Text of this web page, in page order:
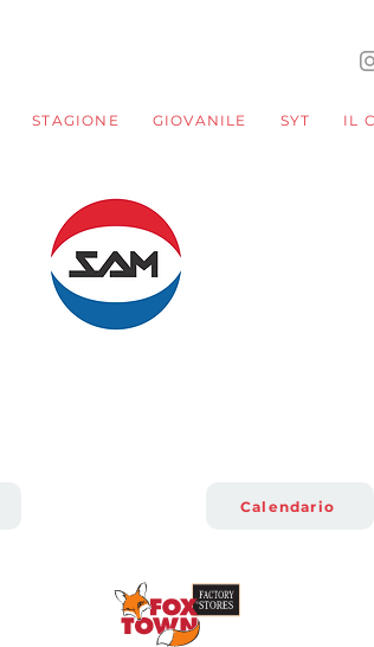
STAGIONE GIOVANILE SYT IL
Calendario